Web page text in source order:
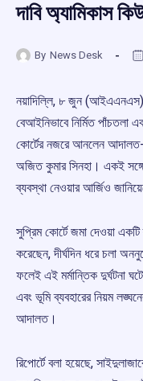
দাবি অ্যামিকাস
By News Desk
নয়াদিল্লি, ৮ জুন (আইএএনএস):
বেআইনিভাবে নির্মিত পাঁচতলা
কোর্টের নজরে আনলেন
অজিত কুমার সিনহা। একই সঙ্গে
ব্যবস্থা নেওয়ার আর্জিও
সুপ্রিম কোর্টে জমা দেওয়া একটি
করেছেন, দীর্ঘদিন ধরে চলা
ফলেই এই মর্মান্তিক দুর্ঘটনা
এবং ভূমি ব্যবহারের নিয়ম
আদালত।
রিপোর্টে বলা হয়েছে,